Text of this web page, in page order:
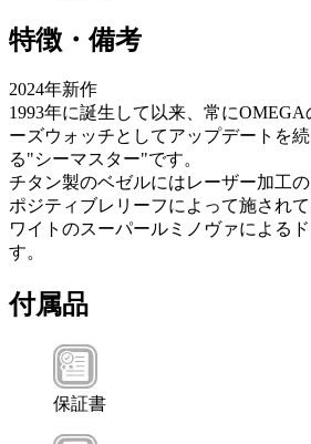
特徴・備考
2024年新作
1993年に誕生して以来、常に
ーズウォッチとしてアップデートを
る"シーマスター"です。
チタン製のベゼルにはレーザー加工
ポジティブレリーフによって施され
ワイトのスーパールミノヴァによる
す。
付属品
保証書